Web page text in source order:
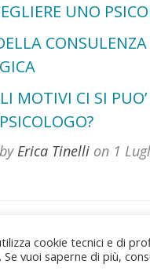
UNO
CONSULENZA
MOTIVI CI SI
Erica Tinelli on 1
Dott.ssa Erica Tinelli
cookie tecnici e di
vuoi saperne di più,